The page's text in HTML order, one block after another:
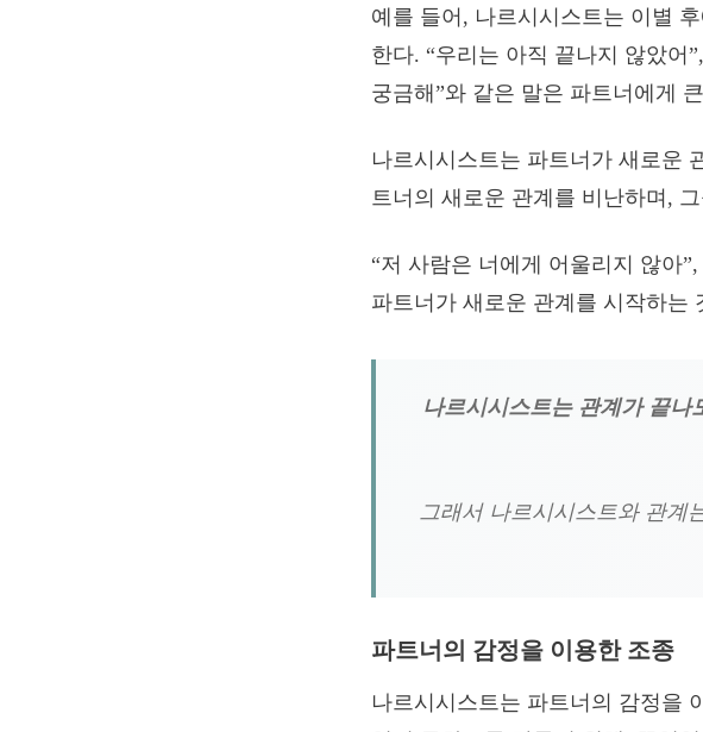
예를 들어, 나르시시스트는 이별
한다. “우리는 아직 끝나지 않았어
궁금해”와 같은 말은 파트너에게
나르시시스트는 파트너가 새로운
트너의 새로운 관계를 비난하며,
“저 사람은 너에게 어울리지 않아
파트너가 새로운 관계를 시작하는
나르시시스트는 관계가 끝나
그래서 나르시시스트와 관계
파트너의 감정을 이용한 조종
나르시시스트는 파트너의 감정을